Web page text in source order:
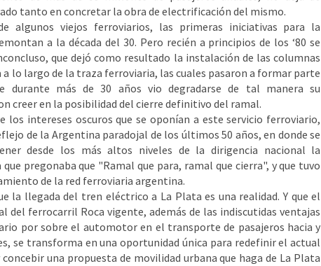
tanto en concretar la obra de electrificación del mismo.
algunos viejos ferroviarios, las primeras iniciativas para la
a la década del 30. Pero recién a principios de los ‘80 se
que dejó como resultado la instalación de las columnas
lo largo de la traza ferroviaria, las cuales pasaron a formar parte
durante más de 30 años vio degradarse de tal manera su
creer en la posibilidad del cierre definitivo del ramal.
los intereses oscuros que se oponían a este servicio ferroviario,
de la Argentina paradojal de los últimos 50 años, en donde se
desde los más altos niveles de la dirigencia nacional la
pregonaba que "Ramal que para, ramal que cierra", y que tuvo
de la red ferroviaria argentina.
la llegada del tren eléctrico a La Plata es una realidad. Y que el
ferrocarril Roca vigente, además de las indiscutidas ventajas
por sobre el automotor en el transporte de pasajeros hacia y
se transforma en una oportunidad única para redefinir el actual
una propuesta de movilidad urbana que haga de La Plata